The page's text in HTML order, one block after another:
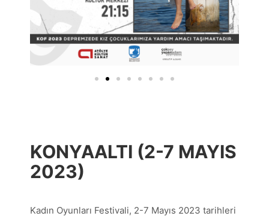
KONYAALTI (2-7 MAYIS
2023)
Kadın Oyunları Festivali, 2-7 Mayıs 2023 tarihleri